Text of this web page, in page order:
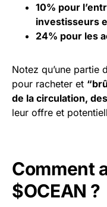
10% pour
investisseurs
24% pour les
Notez qu’une partie
pour racheter et
de la circulation,
leur offre et
Comment
$OCEAN ?